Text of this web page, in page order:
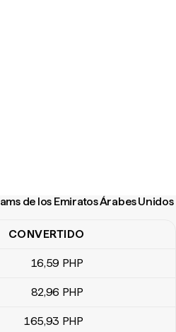
de los Emiratos Árabes Unidos
de los Emiratos Árabes Unidos
CONVERTIDO
16,59 PHP
82,96 PHP
165,93 PHP